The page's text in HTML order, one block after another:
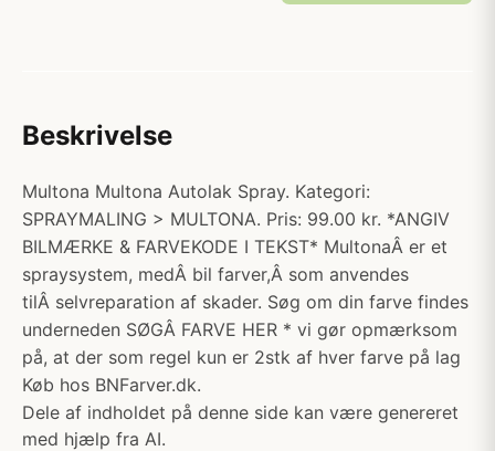
Beskrivelse
Multona Multona Autolak Spray. Kategori:
SPRAYMALING > MULTONA. Pris: 99.00 kr. *ANGIV
BILMÆRKE & FARVEKODE I TEKST* MultonaÂ er et
spraysystem, medÂ bil farver,Â som anvendes
tilÂ selvreparation af skader. Søg om din farve findes
underneden SØGÂ FARVE HER * vi gør opmærksom
på, at der som regel kun er 2stk af hver farve på lag
Køb hos BNFarver.dk.
Dele af indholdet på denne side kan være genereret
med hjælp fra AI.